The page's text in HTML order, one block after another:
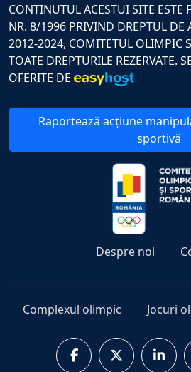
CONTINUTUL ACESTUI SITE ESTE
NR. 8/1996 PRIVIND DREPTUL DE
2012-2024, COMITETUL OLIMPIC
TOATE DREPTURILE REZERVATE.
OFERITE DE
Raportează acțiune
sportivă
Despre noi
Complexul olimpic Jocuri